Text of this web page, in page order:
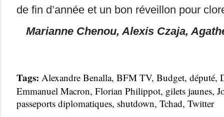
de fin d’année et un bon réveillon pour
Marianne Chenou, Alexis Czaja,
Tags: Alexandre Benalla, BFM TV, Budget, député,
Emmanuel Macron, Florian Philippot, gilets jaunes,
passeports diplomatiques, shutdown, Tchad, Twitter